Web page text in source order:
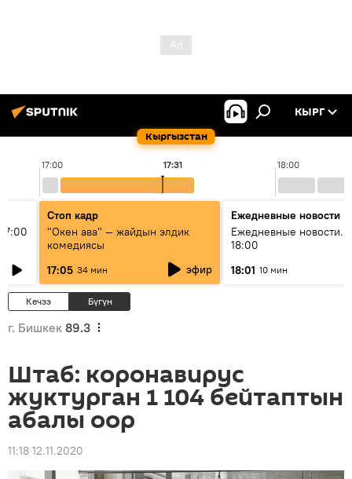
Кыргызстан
КЫРГ
17:00 18:00
17:31
Стоп кадр
"Окен ава" — жайдын элдик
комедиясы
17:05 34 мин эфир
Ежедневные новости
Ежедневные новости.
18:00
18:01 10 мин
Кечээ Бүгүн
г. Бишкек 89.3
Штаб: коронавирус
жуктурган 1 104 бейтаптын
абалы оор
11:18 12.11.2020